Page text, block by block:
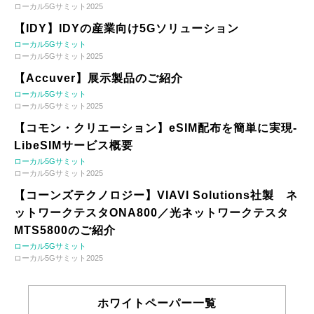
ローカル5Gサミット2025
【IDY】IDYの産業向け5Gソリューション
ローカル5Gサミット
ローカル5Gサミット2025
【Accuver】展示製品のご紹介
ローカル5Gサミット
ローカル5Gサミット2025
【コモン・クリエーション】eSIM配布を簡単に実現-
LibeSIMサービス概要
ローカル5Gサミット
ローカル5Gサミット2025
【コーンズテクノロジー】VIAVI Solutions社製 ネ
ットワークテスタONA800／光ネットワークテスタ
MTS5800のご紹介
ローカル5Gサミット
ローカル5Gサミット2025
ホワイトペーパー一覧